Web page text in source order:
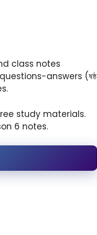
class notes
answers (ষষ্ঠ
study materials.
6 notes.